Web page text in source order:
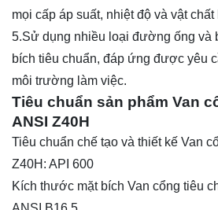
mọi cấp áp suất, nhiệt độ và vật chất
5.Sử dụng nhiều loại đường ống và
bích tiêu chuẩn, đáp ứng được yêu
môi trường làm việc.
Tiêu chuẩn sản phẩm Van
ANSI Z40H
Tiêu chuẩn chế tạo và thiết kế Van
Z40H: API 600
Kích thước mặt bích Van cổng tiêu